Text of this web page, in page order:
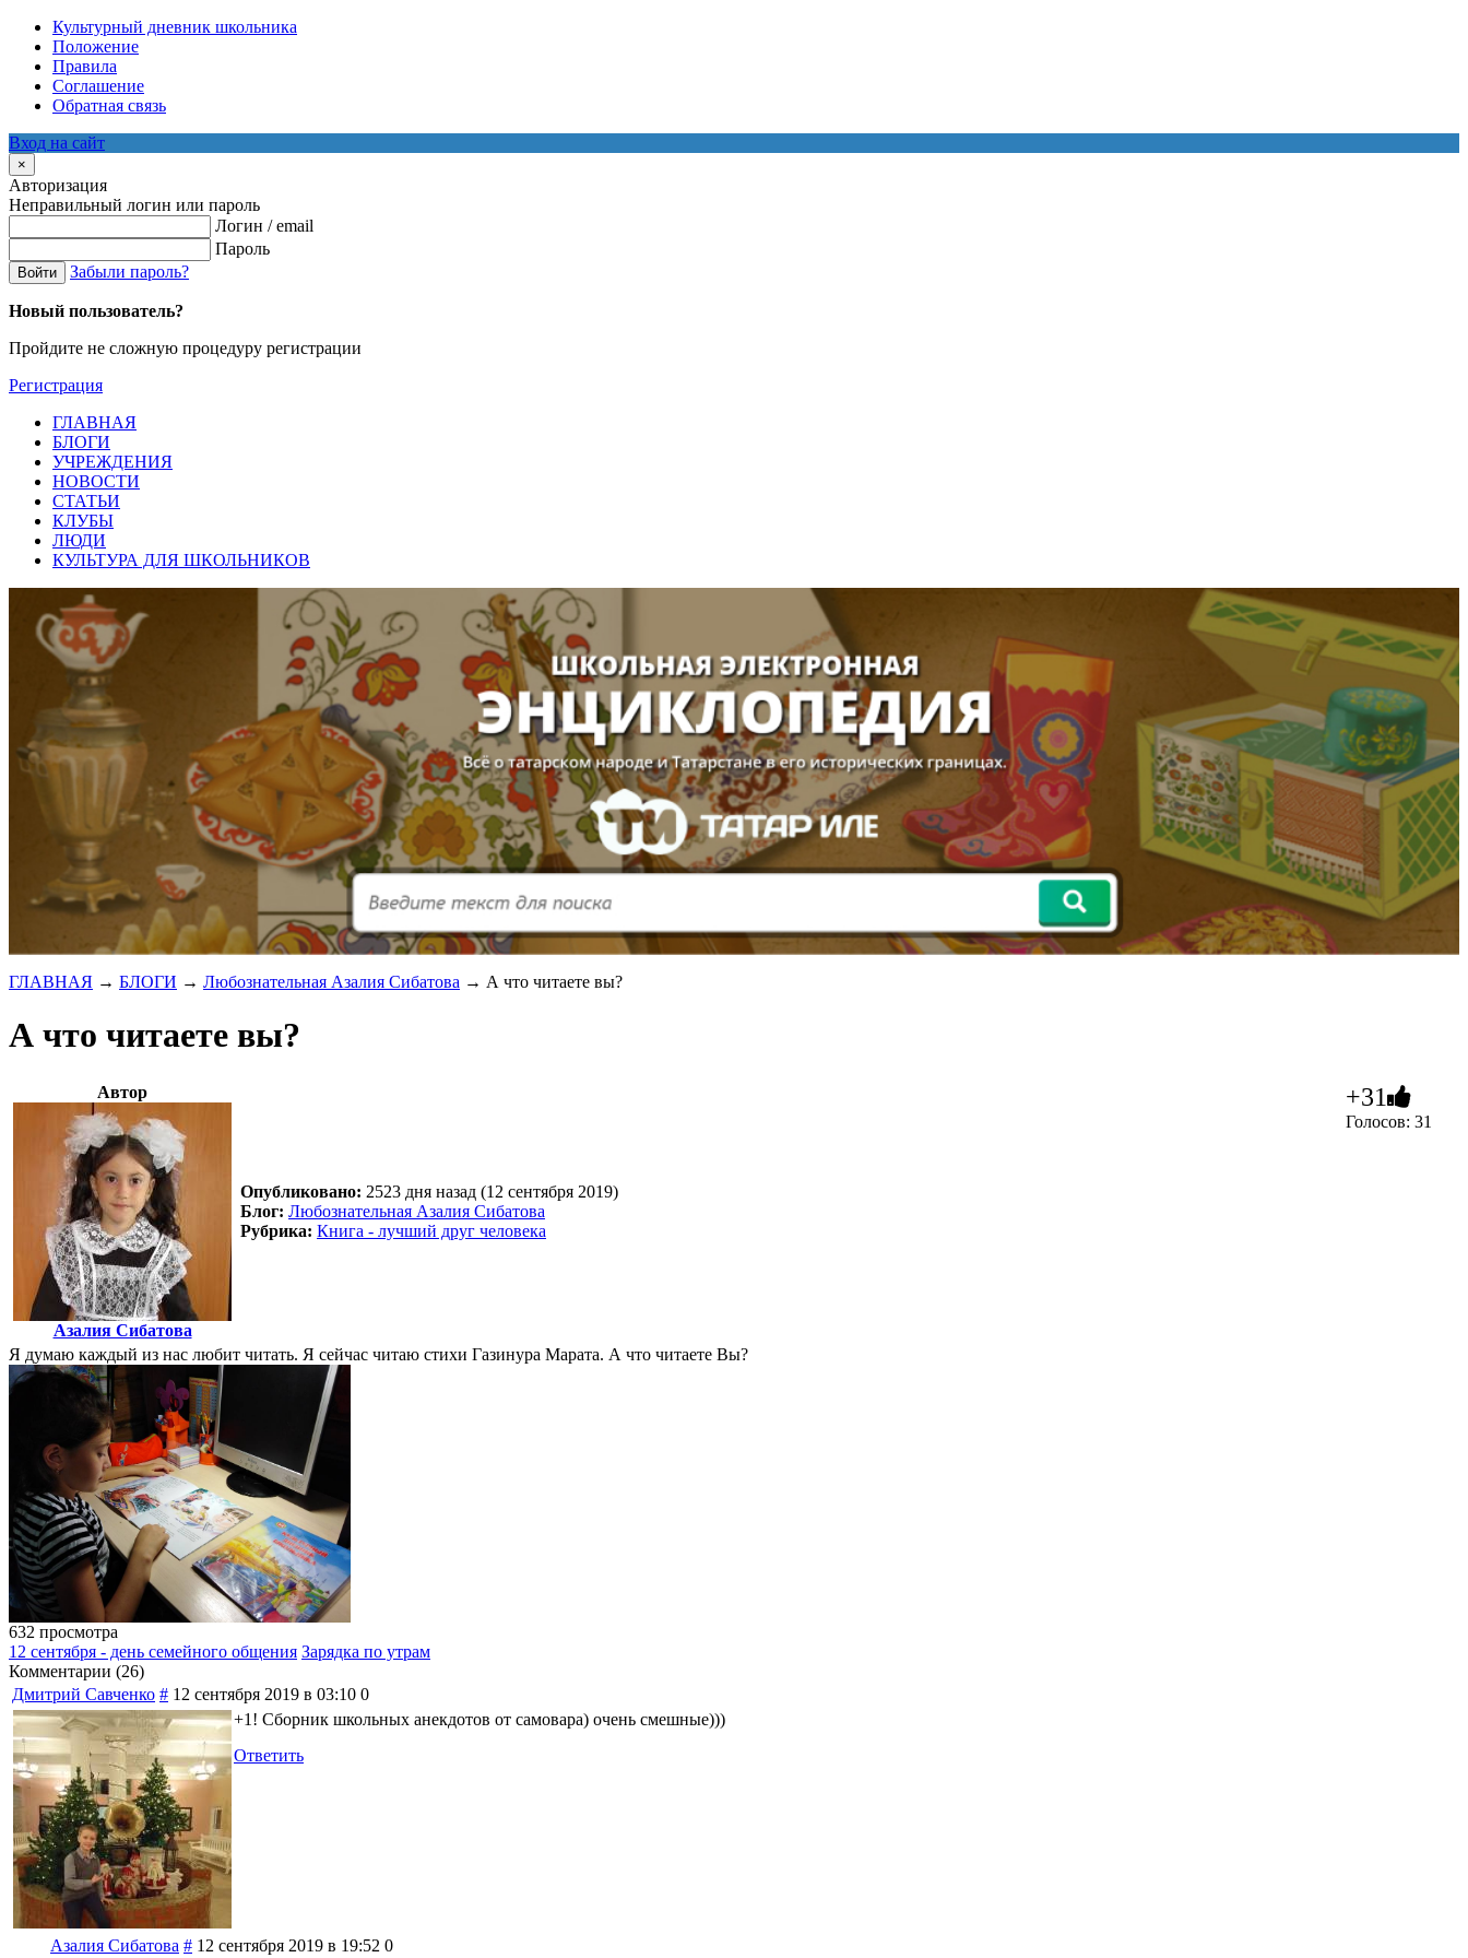
Культурный дневник школьника
Положение
Правила
Соглашение
Обратная связь
Вход на сайт
×
Авторизация
Неправильный логин или пароль
Логин / email
Пароль
Войти Забыли пароль?
Новый пользователь?
Пройдите не сложную процедуру регистрации
Регистрация
ГЛАВНАЯ
БЛОГИ
УЧРЕЖДЕНИЯ
НОВОСТИ
СТАТЬИ
КЛУБЫ
ЛЮДИ
КУЛЬТУРА ДЛЯ ШКОЛЬНИКОВ
ГЛАВНАЯ → БЛОГИ → Любознательная Азалия Сибатова → А что читаете вы?
А что читаете вы?
Автор
Азалия Сибатова
Опубликовано: 2523 дня назад (12 сентября 2019)
Блог: Любознательная Азалия Сибатова
Рубрика: Книга - лучший друг человека
+31
Голосов: 31
Я думаю каждый из нас любит читать. Я сейчас читаю стихи Газинура Марата. А что читаете Вы?
632 просмотра
12 сентября - день семейного общения Зарядка по утрам
Комментарии (26)
Дмитрий Савченко # 12 сентября 2019 в 03:10 0
+1! Сборник школьных анекдотов от самовара) очень смешные)))
Ответить
Азалия Сибатова # 12 сентября 2019 в 19:52 0